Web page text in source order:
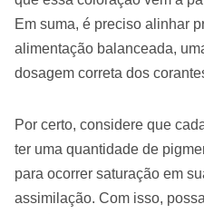
Em suma, é preciso alinhar
alimentação balanceada,
dosagem correta dos
Por certo, considere que
ter uma quantidade de
para ocorrer saturação em
assimilação. Com isso,